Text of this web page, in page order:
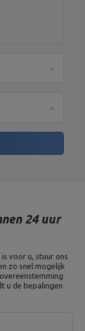
24 uur
voor u, stuur ons
zo snel mogelijk
u de bepalingen